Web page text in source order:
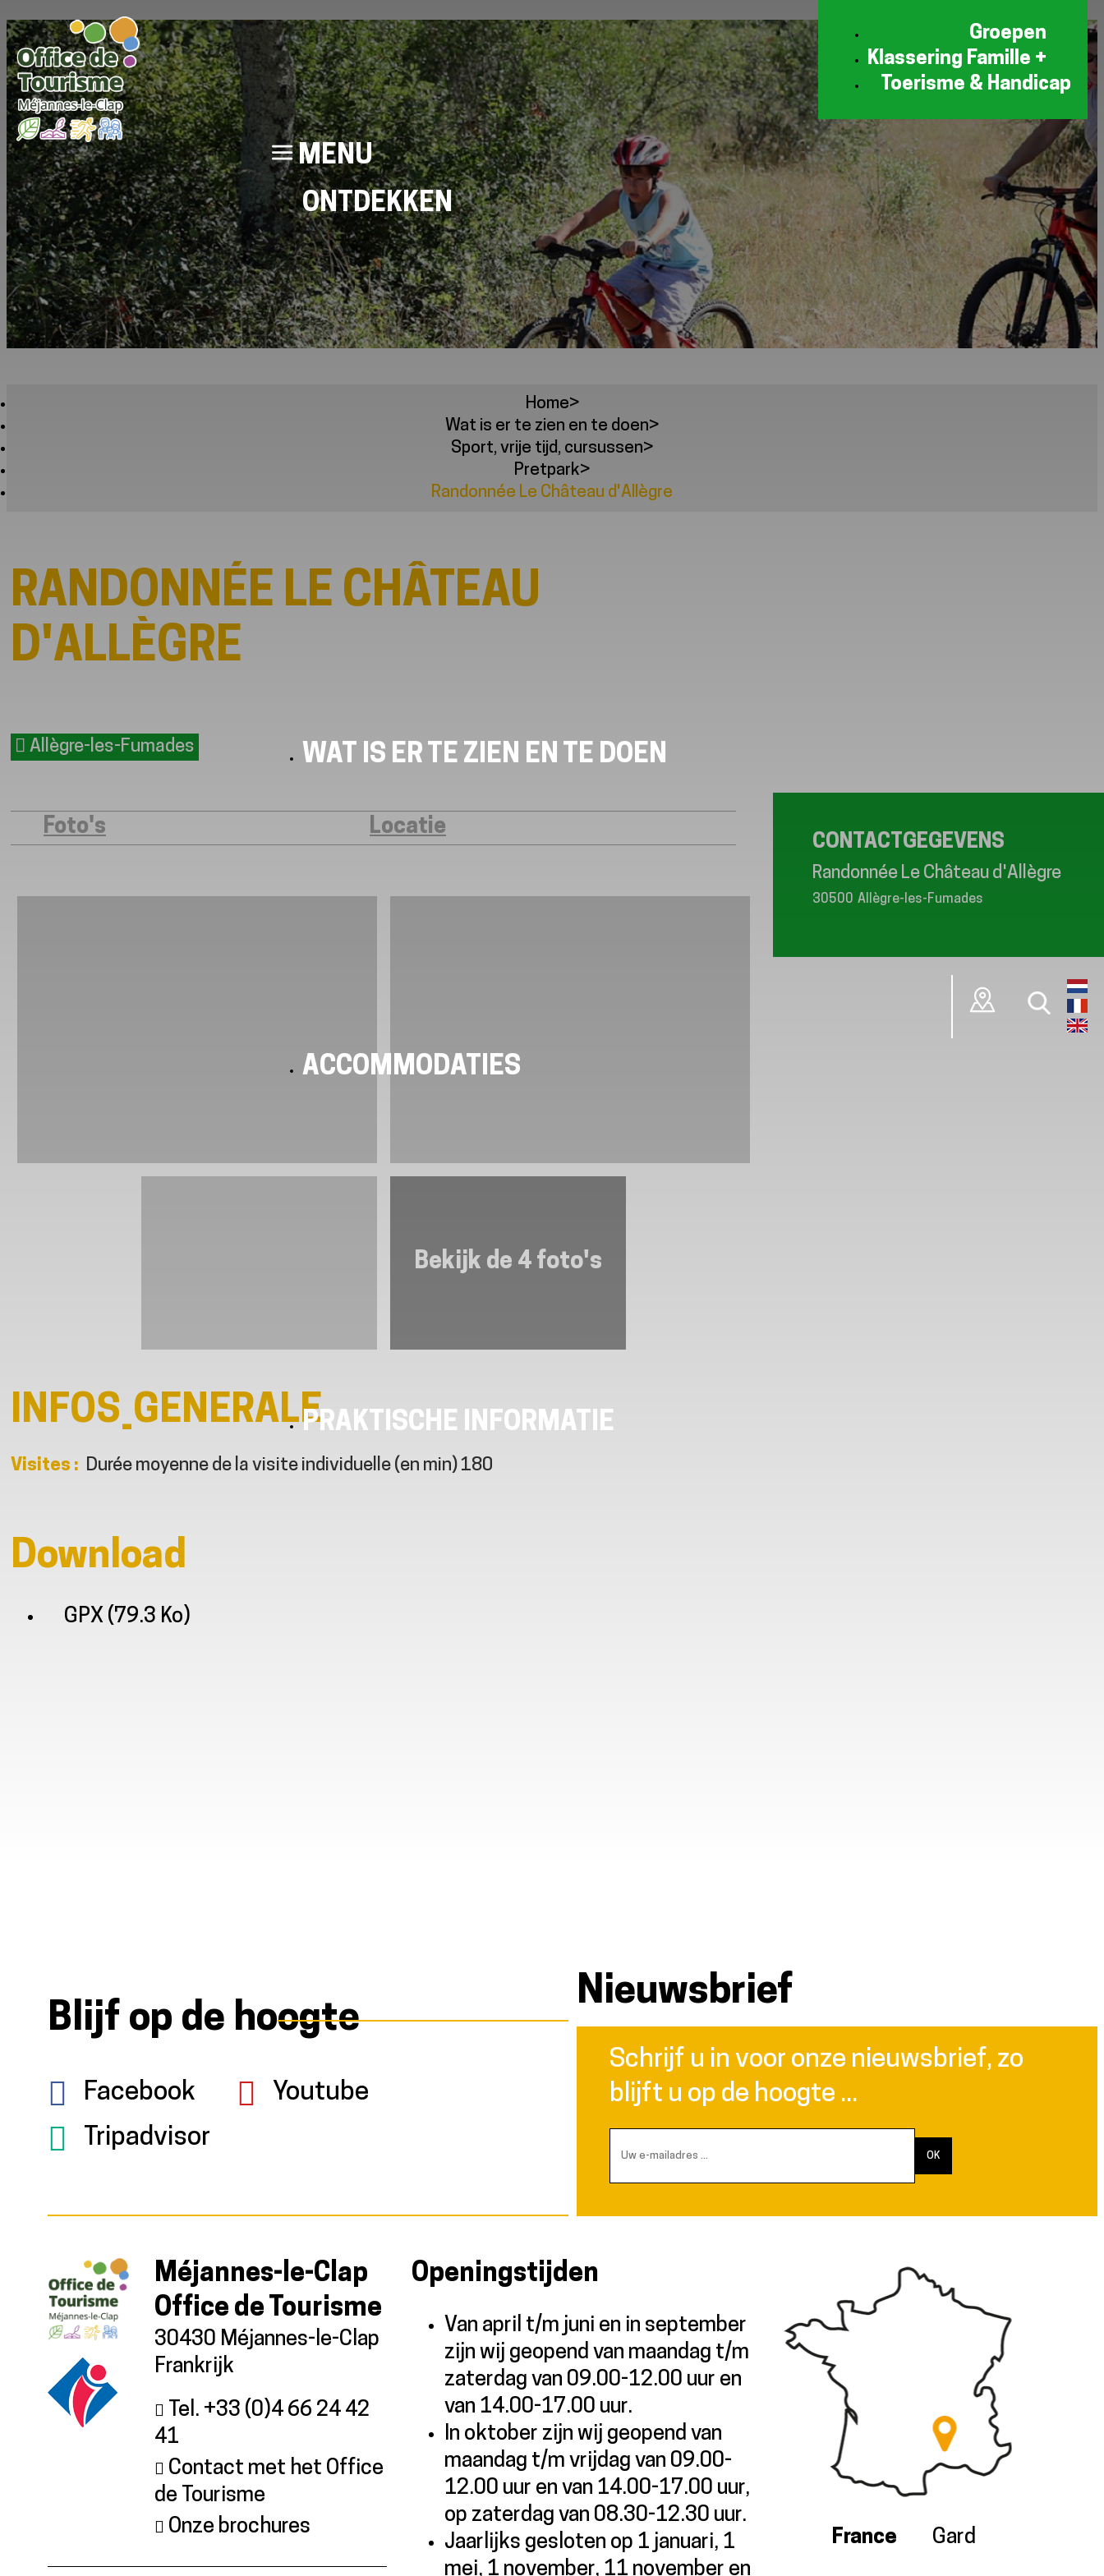
Groepen
Klassering Famille +
Toerisme & Handicap
MENU
ONTDEKKEN
WAT IS ER TE ZIEN EN TE DOEN
ACCOMMODATIES
PRAKTISCHE INFORMATIE
Home>
Wat is er te zien en te doen>
Sport, vrije tijd, cursussen>
Pretpark>
Randonnée Le Château d'Allègre
RANDONNÉE LE CHÂTEAU
D'ALLÈGRE
Allègre-les-Fumades
Foto's Locatie
Bekijk de 4 foto's
INFOS_GENERALE
Visites : Durée moyenne de la visite individuelle (en min)180
Download
GPX (79.3 Ko)
CONTACTGEGEVENS
Randonnée Le Château d'Allègre
30500 Allègre-les-Fumades
Blijf op de hoogte
Facebook
Youtube
Tripadvisor
Nieuwsbrief
Schrijf u in voor onze nieuwsbrief, zo
blijft u op de hoogte ...
Méjannes-le-Clap
Office de Tourisme
30430 Méjannes-le-Clap
Frankrijk
Tel. +33 (0)4 66 24 42
41
Contact met het Office
de Tourisme
Onze brochures
Openingstijden
Van april t/m juni en in september
zijn wij geopend van maandag t/m
zaterdag van 09.00-12.00 uur en
van 14.00-17.00 uur.
In oktober zijn wij geopend van
maandag t/m vrijdag van 09.00-
12.00 uur en van 14.00-17.00 uur,
op zaterdag van 08.30-12.30 uur.
Jaarlijks gesloten op 1 januari, 1
mei, 1 november, 11 november en
France Gard